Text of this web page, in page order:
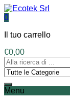
0
Il tuo carrello
€0,00
Menu